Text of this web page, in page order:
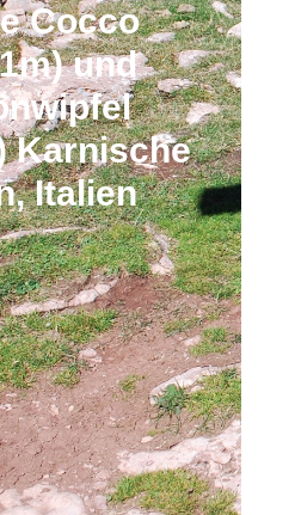
Cocco
und
Karnische
Italien